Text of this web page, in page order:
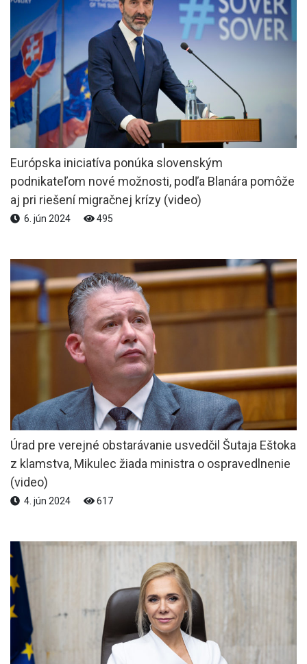
Európska iniciatíva ponúka slovenským
podnikateľom nové možnosti, podľa Blanára pomôže
aj pri riešení migračnej krízy (video)
6. jún 2024 495
Úrad pre verejné obstarávanie usvedčil Šutaja Eštoka
z klamstva, Mikulec žiada ministra o ospravedlnenie
(video)
4. jún 2024 617